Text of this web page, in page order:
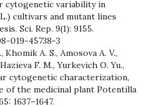
cytogenetic variability in
cultivars and mutant lines
Sci. Rep. 9(1): 9155.
019-45738-3
Khomik A. S., Amosova A. V.,
F. M., Yurkevich O. Yu.,
cytogenetic characterization,
of the medicinal plant Potentilla
1637–1647.